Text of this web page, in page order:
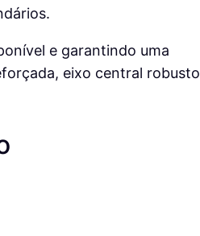
e garantindo uma
eixo central robusto